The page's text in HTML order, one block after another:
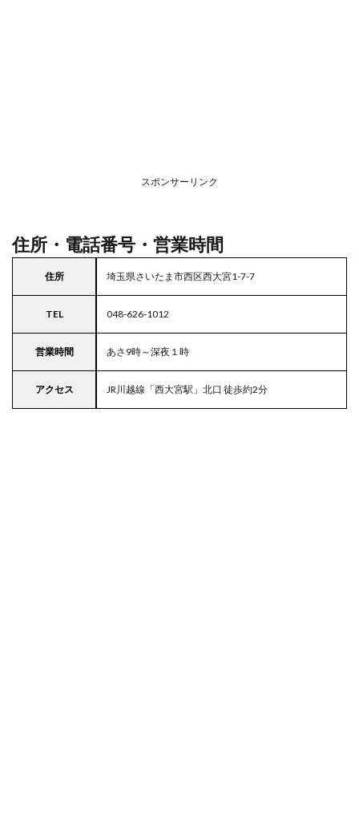
ルエ
ツ
区の
駐車
ーパ
ー
スポンサーリンク
住所・電話番号・営業時間
住所 埼玉県さいたま市西区西大宮1-7-7
TEL 048-626-1012
営業時間 あさ9時～深夜１時
アクセス JR川越線「西大宮駅」北口 徒歩約2分